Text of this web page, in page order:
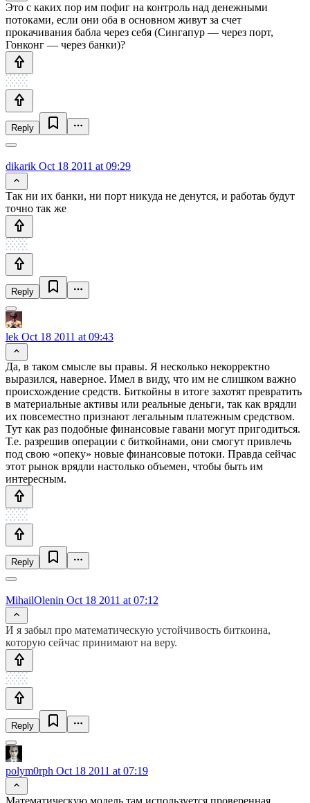
Это с каких пор им пофиг на контроль над денежными
потоками, если они оба в основном живут за счет
прокачивания бабла через себя (Сингапур — через порт,
Гонконг — через банки)?
Reply
dikarik Oct 18 2011 at 09:29
Так ни их банки, ни порт никуда не денутся, и работаь будут
точно так же
Reply
lek Oct 18 2011 at 09:43
Да, в таком смысле вы правы. Я несколько некорректно
выразился, наверное. Имел в виду, что им не слишком важно
происхождение средств. Биткойны в итоге захотят превратить
в материальные активы или реальные деньги, так как врядли
их повсеместно признают легальным платежным средством.
Тут как раз подобные финансовые гавани могут пригодиться.
Т.е. разрешив операции с биткойнами, они смогут привлечь
под свою «опеку» новые финансовые потоки. Правда сейчас
этот рынок врядли настолько объемен, чтобы быть им
интересным.
Reply
MihailOlenin Oct 18 2011 at 07:12
И я забыл про математическую устойчивость биткоина,
которую сейчас принимают на веру.
Reply
polym0rph Oct 18 2011 at 07:19
Математическую модель там используется проверенная,